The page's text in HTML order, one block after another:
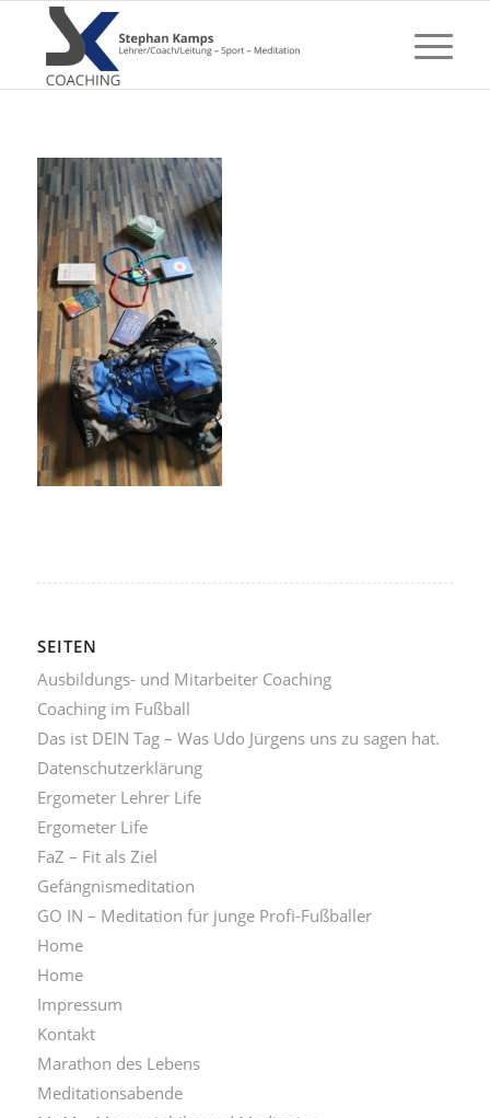
SEITEN
Ausbildungs- und Mitarbeiter Coaching
Coaching im Fußball
Das ist DEIN Tag – Was Udo Jürgens uns zu sagen hat.
Datenschutzerklärung
Ergometer Lehrer Life
Ergometer Life
FaZ – Fit als Ziel
Gefängnismeditation
GO IN – Meditation für junge Profi-Fußballer
Home
Home
Impressum
Kontakt
Marathon des Lebens
Meditationsabende